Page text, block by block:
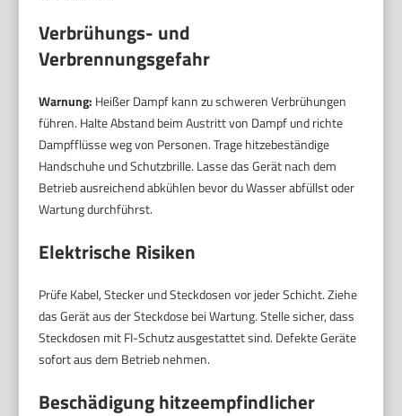
Verbrühungs- und
Verbrennungsgefahr
Warnung: Heißer Dampf kann zu schweren Verbrühungen
führen. Halte Abstand beim Austritt von Dampf und richte
Dampfflüsse weg von Personen. Trage hitzebeständige
Handschuhe und Schutzbrille. Lasse das Gerät nach dem
Betrieb ausreichend abkühlen bevor du Wasser abfüllst oder
Wartung durchführst.
Elektrische Risiken
Prüfe Kabel, Stecker und Steckdosen vor jeder Schicht. Ziehe
das Gerät aus der Steckdose bei Wartung. Stelle sicher, dass
Steckdosen mit FI-Schutz ausgestattet sind. Defekte Geräte
sofort aus dem Betrieb nehmen.
Beschädigung hitzeempfindlicher